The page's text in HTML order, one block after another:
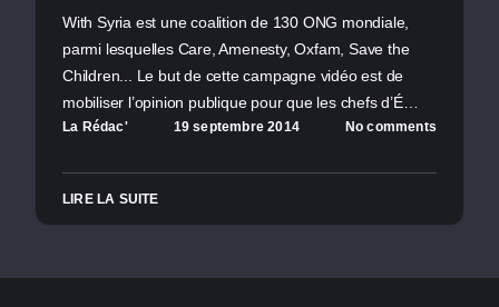
With Syria est une coalition de 130 ONG mondiale,
parmi lesquelles Care, Amenesty, Oxfam, Save the
Children... Le but de cette campagne vidéo est de
mobiliser l’opinion publique pour que les chefs d’É…
La Rédac' 19 septembre 2014 No comments
LIRE LA SUITE